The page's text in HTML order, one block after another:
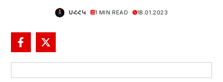
ՍՀՀԿ 1 MIN READ 18.01.2023